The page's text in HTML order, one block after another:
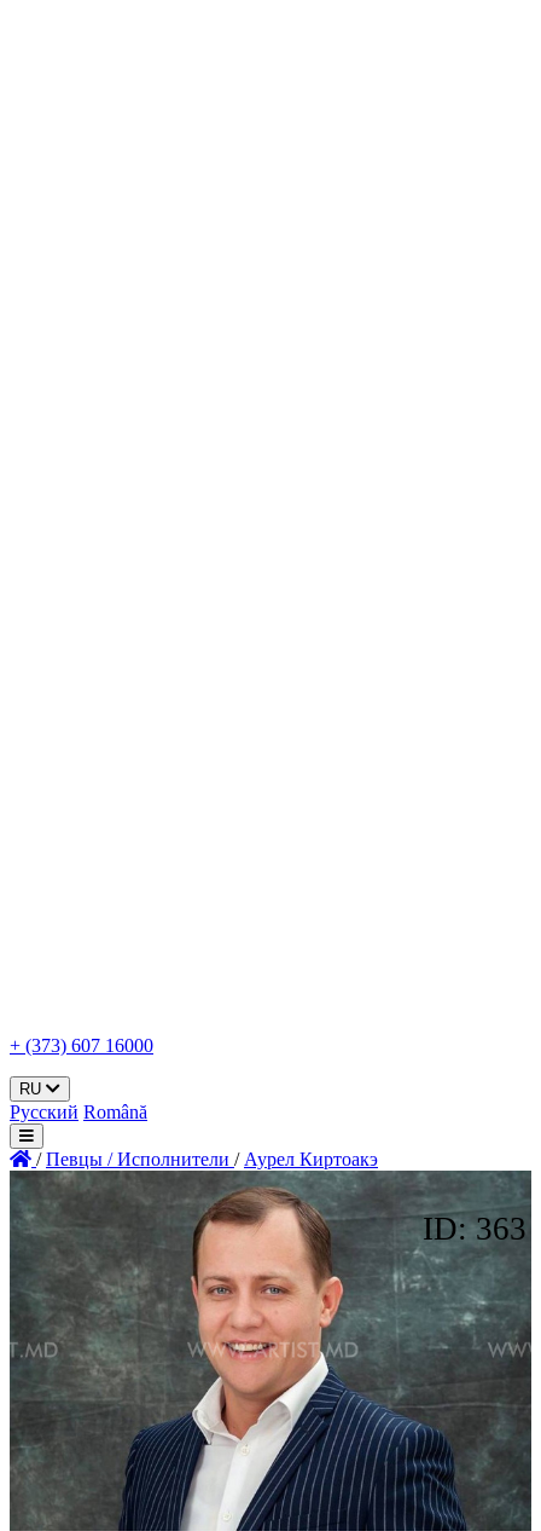
+ (373) 607 16000
RU
Русский Română
/ Певцы / Исполнители / Аурел Киртоакэ
ID: 363